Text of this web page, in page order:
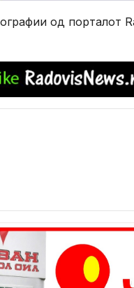
од порталот